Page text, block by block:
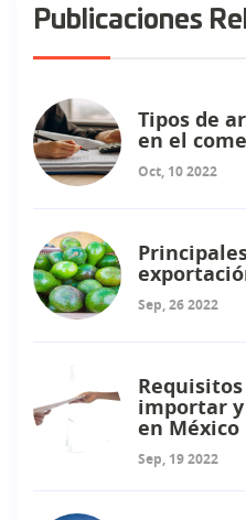
Publicaciones
Tipos de
en el
Oct, 10 2022
Sep, 26 2022
importar
en México
Sep, 19 2022